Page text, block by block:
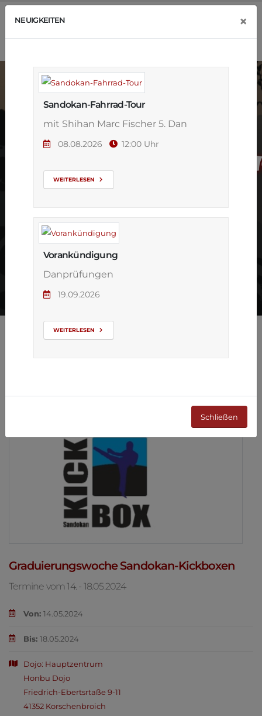
NEUIGKEITEN ×
Sandokan-Fahrrad-Tour
mit Shihan Marc Fischer 5. Dan
08.08.2026 12:00 Uhr
WEITERLESEN
Vorankündigung
Danprüfungen
19.09.2026
WEITERLESEN
Schließen
Sandokan-
Kickboxen
Graduierungswoche Sandokan-Kickboxen
Termine vom 14. - 18.05.2024
Von: 14.05.2024
Bis: 18.05.2024
Dojo: Hauptzentrum
Honbu Dojo
Friedrich-Ebertsrtaße 9-11
41352 Korschenbroich